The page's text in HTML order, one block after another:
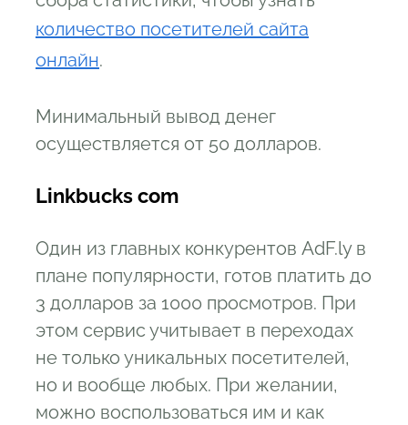
количество посетителей сайта
онлайн.
Минимальный вывод денег
осуществляется от 50 долларов.
Linkbucks com
Один из главных конкурентов AdF.ly в
плане популярности, готов платить до
3 долларов за 1000 просмотров. При
этом сервис учитывает в переходах
не только уникальных посетителей,
но и вообще любых. При желании,
можно воспользоваться им и как